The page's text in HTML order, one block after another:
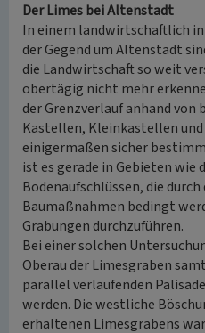
Der Limes bei Altenstadt
In einem landwirtschaftlich
der Gegend um Altenstadt
die Landwirtschaft so weit
obertägig nicht mehr
der Grenzverlauf anhand
Kastellen, Kleinkastellen
einigermaßen sicher
ist es gerade in Gebieten wie
Bodenaufschlüssen, die
Baumaßnahmen bedingt
Grabungen durchzuführen.
Bei einer solchen
Oberau der Limesgraben
parallel verlaufenden
werden. Die westliche
erhaltenen Limesgrabens